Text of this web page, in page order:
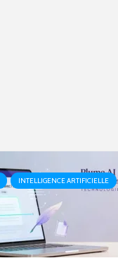
INTELLIGENCE ARTIFICIELLE